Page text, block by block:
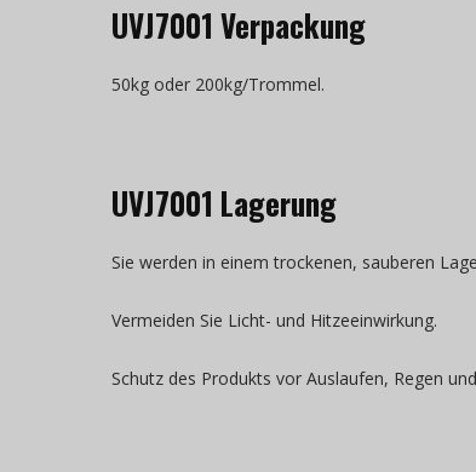
UVJ7001 Verpackung
50kg oder 200kg/Trommel.
UVJ7001 Lagerung
Sie werden in einem trockenen, sauberen
Vermeiden Sie Licht- und Hitzeeinwirkung.
Schutz des Produkts vor Auslaufen, Regen